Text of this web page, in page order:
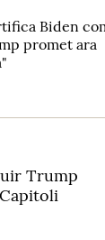
Biden
promet ara
Trump